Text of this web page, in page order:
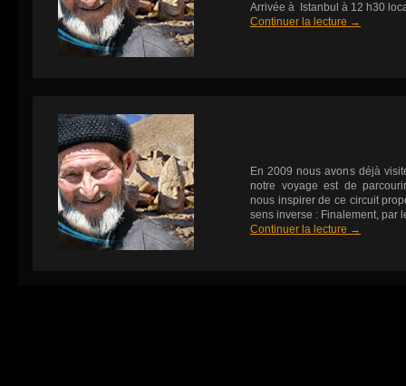
Arrivée à Istanbul à 12 h30
Continuer la lecture →
En 2009 nous avons déjà
notre voyage est de
nous inspirer de ce circuit
sens inverse : Finalement, par
Continuer la lecture →